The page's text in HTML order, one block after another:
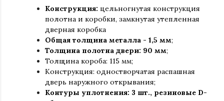
Конструкция: цельногнутая конструкция
полотна и коробки, замкнутая утепленная
дверная коробка
Общая толщина металла - 1,5 мм;
Толщина полотна двери: 90 мм;
Толщина короба: 115 мм;
Конструкция: одностворчатая распашная
дверь наружного открывания;
Контуры уплотнения: 3 шт., резиновые D-